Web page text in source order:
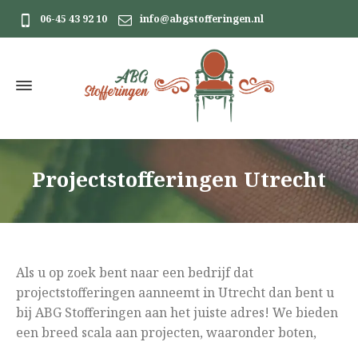
06-45 43 92 10 info@abgstofferingen.nl
Projectstofferingen Utrecht
Als u op zoek bent naar een bedrijf dat
projectstofferingen aanneemt in Utrecht dan bent u
bij ABG Stofferingen aan het juiste adres! We bieden
een breed scala aan projecten, waaronder boten,